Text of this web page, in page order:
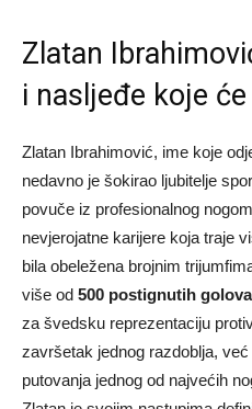
Zlatan
i nasljeđe koje
Zlatan Ibrahimović, ime koje
nedavno je šokirao ljubitelje
povuče iz profesionalnog
nevjerojatne karijere koja traje
bila obeležena brojnim
više od 500 postignutih golova
za švedsku reprezentaciju
završetak jednog razdoblja,
putovanja jednog od najvećih